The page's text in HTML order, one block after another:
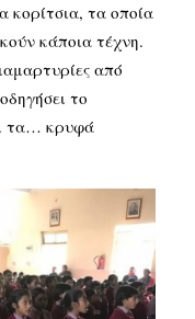
κορίτσια, τα οποία
κάποια τέχνη.
από
το
τα… κρυφά